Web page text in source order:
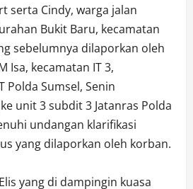
serta Cindy, warga jalan
Bukit Baru, kecamatan
sebelumnya dilaporkan oleh
Isa, kecamatan IT 3,
Polda Sumsel, Senin
unit 3 subdit 3 Jatanras Polda
undangan klarifikasi
yang dilaporkan oleh korban.
yang di dampingin kuasa